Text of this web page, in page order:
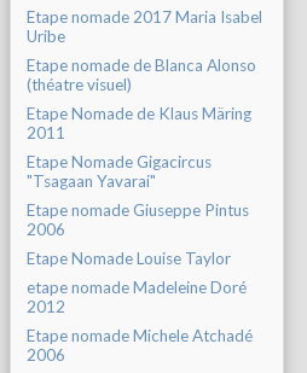
Etape nomade 2017 Maria Isabel
Uribe
Etape nomade de Blanca Alonso
(théatre visuel)
Etape Nomade de Klaus Märing
2011
Etape Nomade Gigacircus
"Tsagaan Yavarai"
Etape nomade Giuseppe Pintus
2006
Etape Nomade Louise Taylor
etape nomade Madeleine Doré
2012
Etape nomade Michele Atchadé
2006